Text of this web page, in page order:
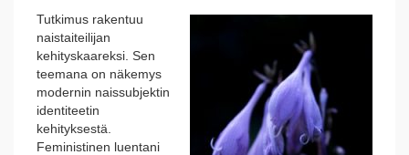
Tutkimus rakentuu
naistaiteilijan
kehityskaareksi. Sen
teemana on näkemys
modernin naissubjektin
identiteetin
kehityksestä.
Feministinen luentani